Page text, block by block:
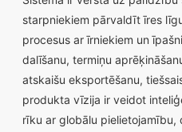
starpniekiem pārvaldīt īres
procesus ar īrniekiem un
dalīšanu, termiņu
atskaišu eksportēšanu,
produkta vīzija ir veidot
rīku ar globālu